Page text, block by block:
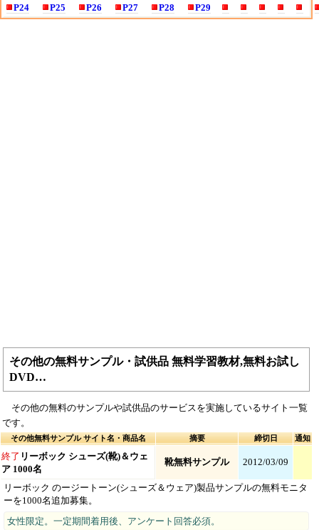
P24
P25 P26 P27 P28 P29
その他の無料サンプル・試供品 無料学習教材,無料お試し
DVD…
その他の無料のサンプルや試供品のサービスを実施しているサイト一覧
です。
その他無料サンプル サイト名・商品名 摘要 締切日 通知
終了 リーボック シューズ(靴)＆ウェ
ア 1000名
靴無料サンプル 2012/03/09
リーボック のージートーン(シューズ＆ウェア)製品サンプルの無料モニタ
ーを1000名追加募集。
女性限定。一定期間着用後、アンケート回答必須。